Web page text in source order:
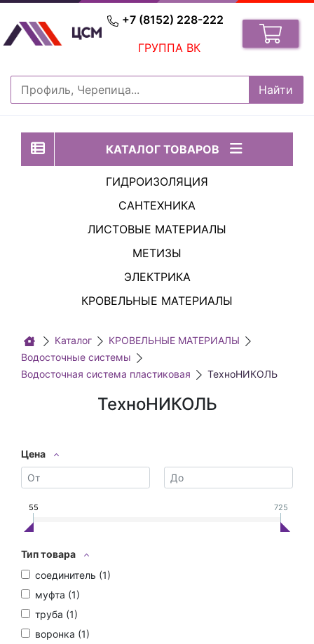
+7 (8152) 228-222
ГРУППА ВК
КАТАЛОГ ТОВАРОВ
ГИДРОИЗОЛЯЦИЯ
САНТЕХНИКА
ЛИСТОВЫЕ МАТЕРИАЛЫ
МЕТИЗЫ
ЭЛЕКТРИКА
КРОВЕЛЬНЫЕ МАТЕРИАЛЫ
Каталог
КРОВЕЛЬНЫЕ МАТЕРИАЛЫ
Водосточные системы
Водосточная система пластиковая
ТехноНИКОЛЬ
ТехноНИКОЛЬ
Цена
55 725
Тип товара
соединитель (1)
муфта (1)
труба (1)
воронка (1)